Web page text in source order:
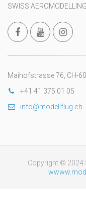
SWISS
Maihofstrasse 76, CH-
+41 41 375 01 05
info@modellflug.ch
Copyright © 2024